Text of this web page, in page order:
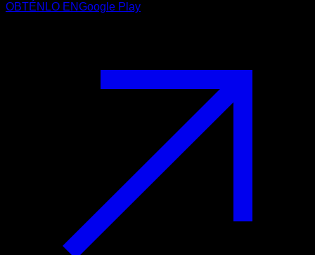
OBTÉNLO ENGoogle Play